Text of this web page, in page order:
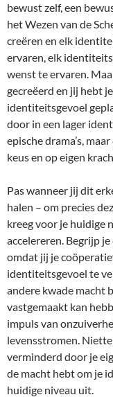
bewust zelf, een
het Wezen van de
creëren en elk
ervaren, elk
wenst te ervaren.
gecreëerd en jij hebt
identiteitsgevoel
door in een lager
epische drama’s,
keus en op eigen
Pas wanneer jij dit
halen – om precies
kreeg voor je huidige
accelereren. Begrijp
omdat jij je
identiteitsgevoel te
andere kwade macht
vastgemaakt kan
impuls van
levensstromen.
verminderd door je
de macht hebt om je
huidige niveau uit.